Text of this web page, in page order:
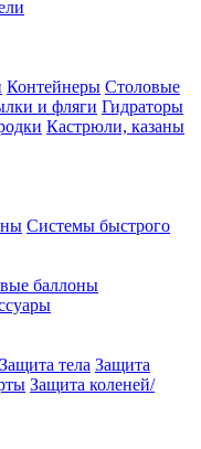
Контейнеры Столовые
и фляги Гидраторы
Кастрюли, казаны
Системы быстрого
баллоны
Защита тела Защита
Защита коленей/